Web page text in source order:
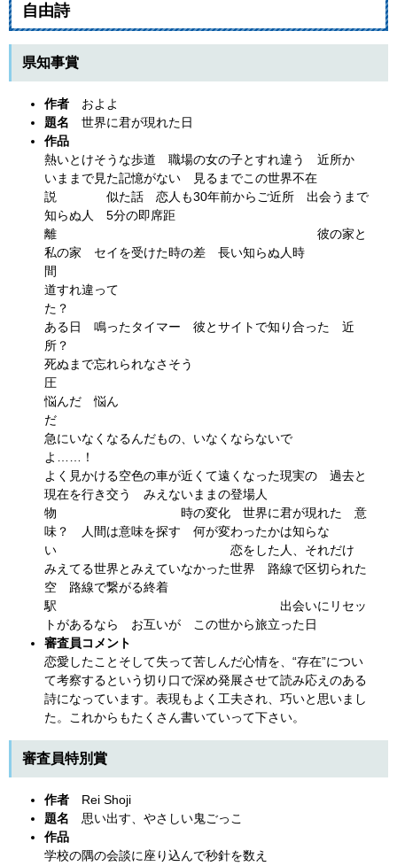
自由詩
県知事賞
作者 およよ
題名 世界に君が現れた日
作品
熱いとけそうな歩道 職場の女の子とすれ違う 近所か
いままで見た記憶がない 見るまでこの世界不在
説 似た話 恋人も30年前からご近所 出会うまで
知らぬ人 5分の即席距
離 彼の家と
私の家 セイを受けた時の差 長い知らぬ人時
道すれ違って
た
ある日 鳴ったタイマー 彼とサイトで知り合った 近
所
死ぬまで忘れられなさそう
悩んだ 悩ん
急にいなくなるんだもの、いなくならないで
よ……
よく見かける空色の車が近くて遠くなった現実の 過去と
現在を行き交う みえないままの登場人
物 時の変化 世界に君が現れた 意
味？ 人間は意味を探す 何が変わったかは知らな
い 恋をした人、それだけ
みえてる世界とみえていなかった世界 路線で区切られた
空 路線で繋がる終着
駅 出会いにリセッ
トがあるなら お互いが この世から旅立った日
審査員コメント
恋愛したことそして失って苦しんだ心情を、“存在”につい
て考察するという切り口で深め発展させて読み応えのある
詩になっています。表現もよく工夫され、巧いと思いまし
た。これからもたくさん書いていって下さい。
審査員特別賞
作者 Rei Shoji
題名 思い出す、やさしい鬼ごっこ
作品
学校の隅の会談に座り込んで秒針を数え